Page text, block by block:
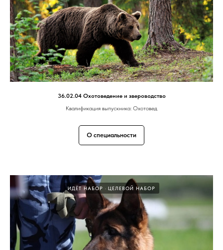
36.02.04 Охотоведение и звероводство
Квалификация выпускника: Охотовед
О специальности
ИДЁТ НАБОР ЦЕЛЕВОЙ НАБОР